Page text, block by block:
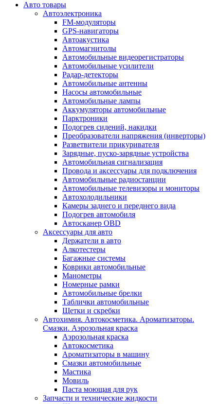
Авто товары
Автоэлектроника
FM-модуляторы
GPS-навигаторы
Автоакустика
Автомагнитолы
Автомобильные видеорегистраторы
Автомобильные усилители
Радар-детекторы
Автомобильные антенны
Насосы автомобильные
Автомобильные лампы
Аккумуляторы автомобильные
Парктроники
Подогрев сидений, накидки
Преобразователи напряжения (инверторы)
Разветвители прикуривателя
Зарядные, пуско-зарядные устройства
Автомобильная сигнализация
Провода и аксессуары для подключения
Автомобильные радиостанции
Автомобильные телевизоры и мониторы
Автохолодильники
Камеры заднего и переднего вида
Подогрев автомобиля
Автосканер OBD
Аксессуары для авто
Держатели в авто
Алкотестеры
Багажные системы
Коврики автомобильные
Манометры
Номерные рамки
Автомобильные брелки
Таблички автомобильные
Щетки и скребки
Автохимия. Автокосметика. Ароматизаторы.
Смазки. Аэрозольная краска
Аэрозольная краска
Автокосметика
Ароматизаторы в машину
Смазки автомобильные
Мастика
Мовиль
Паста моющая для рук
Запчасти и технические жидкости